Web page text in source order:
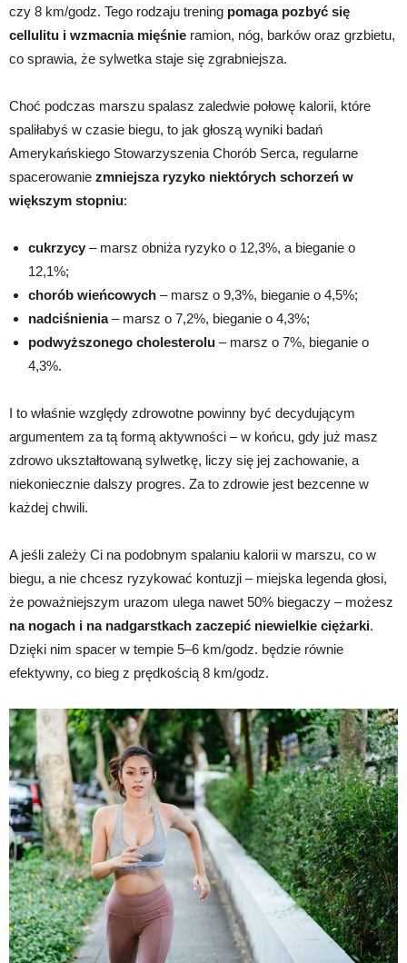
czy 8 km/godz. Tego rodzaju trening pomaga pozbyć się
cellulitu i wzmacnia mięśnie ramion, nóg, barków oraz grzbietu,
co sprawia, że sylwetka staje się zgrabniejsza.
Choć podczas marszu spalasz zaledwie połowę kalorii, które
spaliłabyś w czasie biegu, to jak głoszą wyniki badań
Amerykańskiego Stowarzyszenia Chorób Serca, regularne
spacerowanie zmniejsza ryzyko niektórych schorzeń w
większym stopniu:
cukrzycy – marsz obniża ryzyko o 12,3%, a bieganie o
12,1%;
chorób wieńcowych – marsz o 9,3%, bieganie o 4,5%;
nadciśnienia– marsz o 7,2%, bieganie o 4,3%;
podwyższonego cholesterolu – marsz o 7%, bieganie o
4,3%.
I to właśnie względy zdrowotne powinny być decydującym
argumentem za tą formą aktywności – w końcu, gdy już masz
zdrowo ukształtowaną sylwetkę, liczy się jej zachowanie, a
niekoniecznie dalszy progres. Za to zdrowie jest bezcenne w
każdej chwili.
A jeśli zależy Ci na podobnym spalaniu kalorii w marszu, co w
biegu, a nie chcesz ryzykować kontuzji – miejska legenda głosi,
że poważniejszym urazom ulega nawet 50% biegaczy – możesz
na nogach i na nadgarstkach zaczepić niewielkie ciężarki.
Dzięki nim spacer w tempie 5–6 km/godz. będzie równie
efektywny, co bieg z prędkością 8 km/godz.